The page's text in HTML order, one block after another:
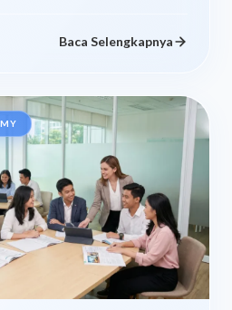
Baca Selengkapnya